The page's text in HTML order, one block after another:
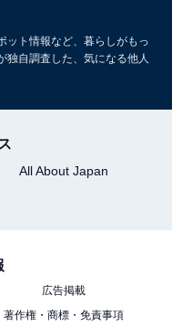
ラーがうれしい「iwaki耐
くる！ 『復刻版 山本ゆり
限定カラーのiwaki耐熱
中
ット情報など、暮らしがもっ
独自調査した、気になる他人
All About Japan
広告掲載
著作権・商標・免責事項